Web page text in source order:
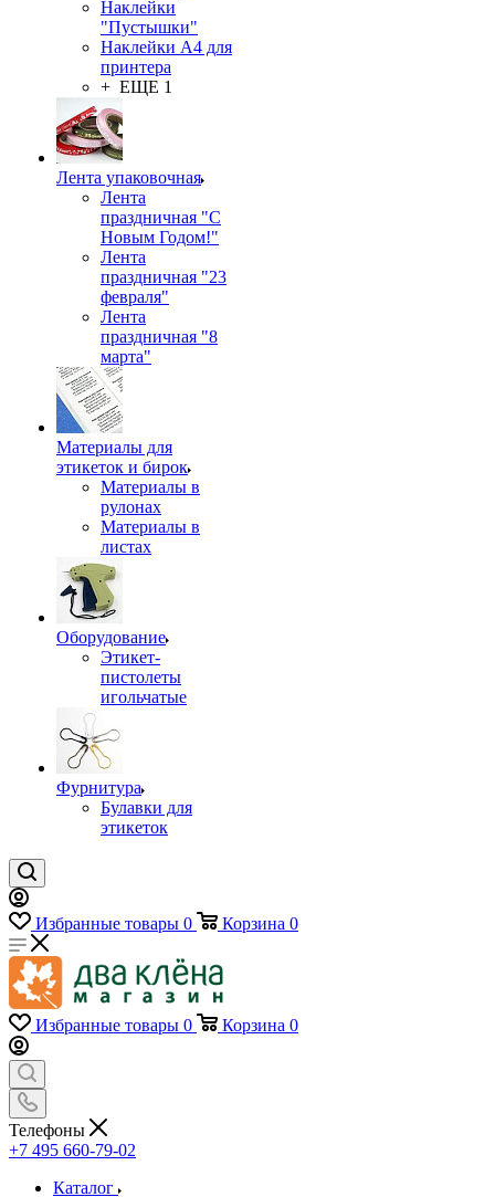
Наклейки
"Пустышки"
Наклейки А4 для
принтера
+ ЕЩЕ 1
Лента упаковочная
Лента
праздничная "С
Новым Годом!"
Лента
праздничная "23
февраля"
Лента
праздничная "8
марта"
Материалы для
этикеток и бирок
Материалы в
рулонах
Материалы в
листах
Оборудование
Этикет-
пистолеты
игольчатые
Фурнитура
Булавки для
этикеток
Избранные товары 0 Корзина 0
Избранные товары 0 Корзина 0
Телефоны
+7 495 660-79-02
Каталог